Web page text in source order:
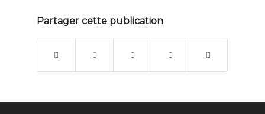
Partager cette publication